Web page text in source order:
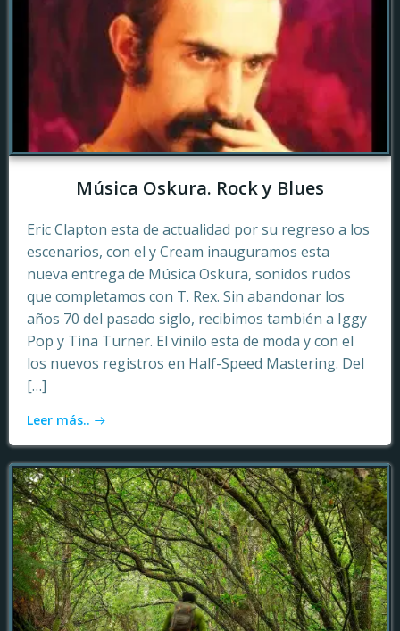
Música Oskura. Rock y Blues
Eric Clapton esta de actualidad por su regreso a los
escenarios, con el y Cream inauguramos esta
nueva entrega de Música Oskura, sonidos rudos
que completamos con T. Rex. Sin abandonar los
años 70 del pasado siglo, recibimos también a Iggy
Pop y Tina Turner. El vinilo esta de moda y con el
los nuevos registros en Half-Speed Mastering. Del
[…]
Leer más..